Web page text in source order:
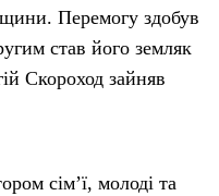
Перемогу здобув
став його земляк
Скороход зайняв
сім’ї, молоді та